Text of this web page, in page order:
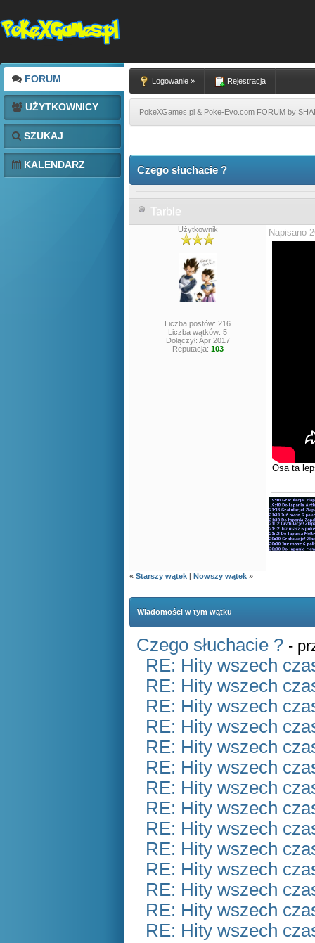
FORUM
UŻYTKOWNICY
SZUKAJ
KALENDARZ
Logowanie » Rejestracja
PokeXGames.pl & Poke-Evo.com FORUM by
Czego słuchacie ?
Tarble
Użytkownik
Liczba postów: 216
Liczba wątków: 5
Dołączył: Apr 2017
Reputacja: 103
Napisano
Osa ta
« Starszy wątek | Nowszy wątek »
Wiadomości w tym wątku
Czego słuchacie ? -
RE: Hity wszech
RE: Hity wszech
RE: Hity wszech
RE: Hity wszech
RE: Hity wszech
RE: Hity wszech
RE: Hity wszech
RE: Hity wszech
RE: Hity wszech
RE: Hity wszech
RE: Hity wszech
RE: Hity wszech
RE: Hity wszech
RE: Hity wszech